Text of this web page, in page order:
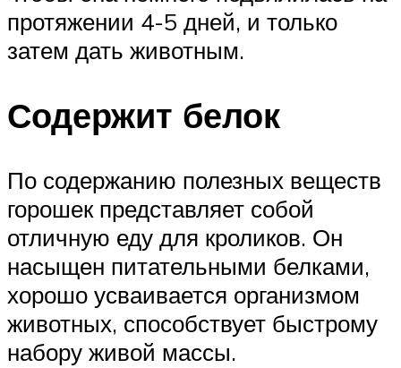
протяжении 4-5 дней, и только
затем дать животным.
Содержит белок
По содержанию полезных веществ
горошек представляет собой
отличную еду для кроликов. Он
насыщен питательными белками,
хорошо усваивается организмом
животных, способствует быстрому
набору живой массы.